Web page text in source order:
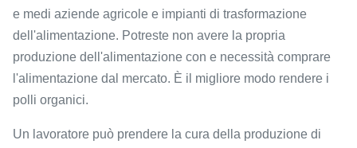
e medi aziende agricole e impianti di trasformazione
dell'alimentazione. Potreste non avere la propria
produzione dell'alimentazione con e necessità comprare
l'alimentazione dal mercato. È il migliore modo rendere i
polli organici.
Un lavoratore può prendere la cura della produzione di